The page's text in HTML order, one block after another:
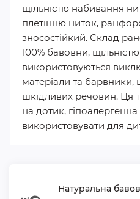
щільністю набивання
плетінню ниток,
зносостійкий. Склад
100% бавовни,
використовуються
матеріали та барвники,
шкідливих речовин. Ця
на дотик, гіпоалергенна
використовувати для
Натуральна